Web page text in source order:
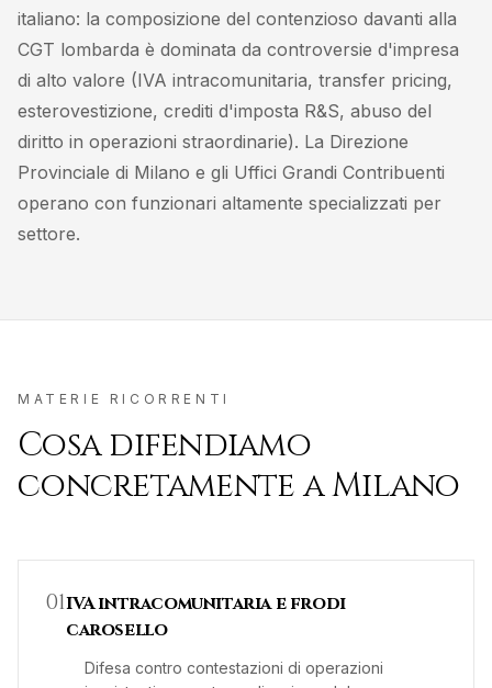
italiano: la composizione del contenzioso davanti alla
CGT lombarda è dominata da controversie d'impresa
di alto valore (IVA intracomunitaria, transfer pricing,
esterovestizione, crediti d'imposta R&S, abuso del
diritto in operazioni straordinarie). La Direzione
Provinciale di Milano e gli Uffici Grandi Contribuenti
operano con funzionari altamente specializzati per
settore.
MATERIE RICORRENTI
Cosa difendiamo
concretamente aMilano
01IVA intracomunitaria e frodi
carosello
Difesa contro contestazioni di operazioni